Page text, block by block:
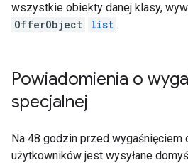
wszystkie obiekty danej klasy,
OfferObject
list .
Powiadomienia o
specjalnej
Na 48 godzin przed wygaśnięciem
użytkowników jest wysyłane